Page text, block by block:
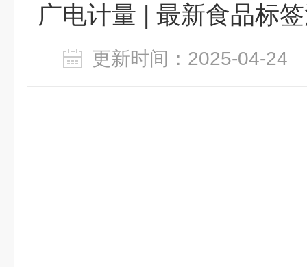
广电计量 | 最新食品标
更新时间：2025-04-